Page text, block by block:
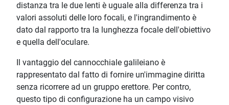
distanza tra le due lenti è uguale alla differenza tra i
valori assoluti delle loro focali, e l'ingrandimento è
dato dal rapporto tra la lunghezza focale dell'obiettivo
e quella dell'oculare.
Il vantaggio del cannocchiale galileiano è
rappresentato dal fatto di fornire un'immagine diritta
senza ricorrere ad un gruppo erettore. Per contro,
questo tipo di configurazione ha un campo visivo